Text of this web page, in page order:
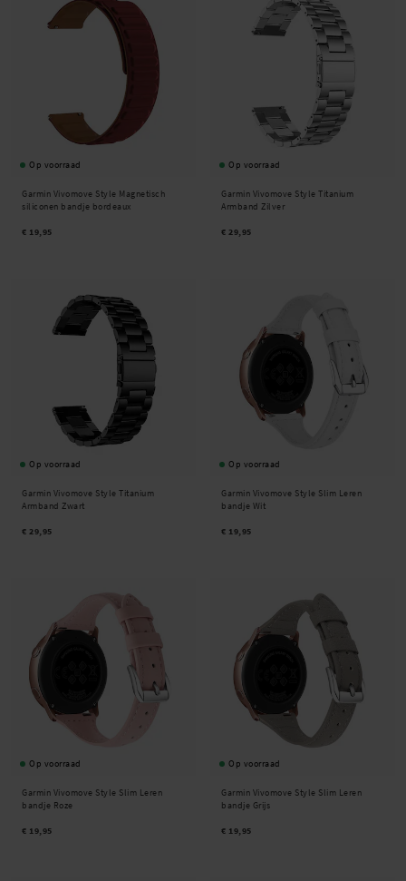
Op voorraad
Garmin Vivomove Style Magnetisch
siliconen bandje bordeaux
€ 19,95
Op voorraad
Garmin Vivomove Style Titanium
Armband Zilver
€ 29,95
Op voorraad
Garmin Vivomove Style Titanium
Armband Zwart
€ 29,95
Op voorraad
Garmin Vivomove Style Slim Leren
bandje Wit
€ 19,95
Op voorraad
Garmin Vivomove Style Slim Leren
bandje Roze
€ 19,95
Op voorraad
Garmin Vivomove Style Slim Leren
bandje Grijs
€ 19,95